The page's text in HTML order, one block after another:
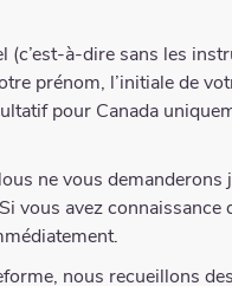
à-dire sans les
prénom, l’initiale de
pour Canada
ne vous
vous avez
nous recueillons